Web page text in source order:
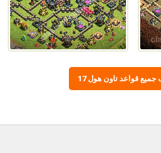
قواعد تاون هول 17